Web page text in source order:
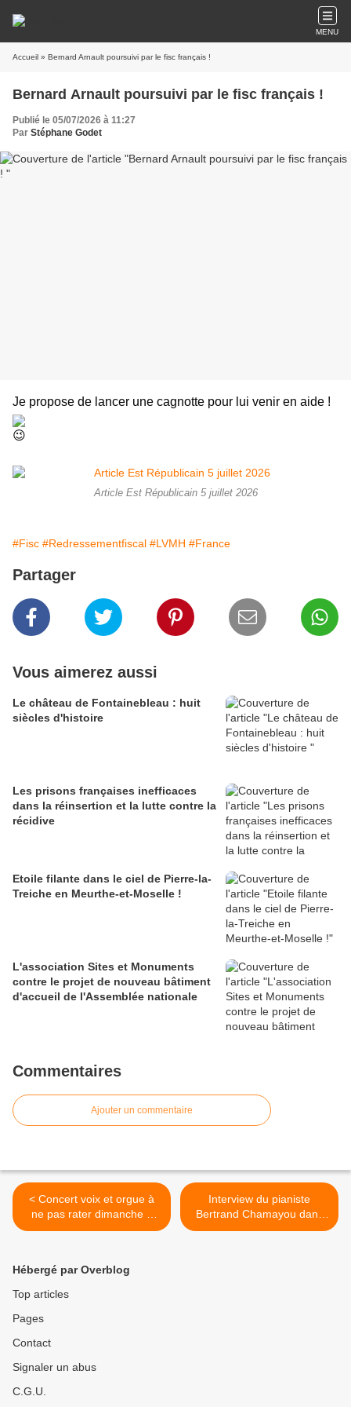
MENU
Accueil » Bernard Arnault poursuivi par le fisc français !
Bernard Arnault poursuivi par le fisc français !
Publié le 05/07/2026 à 11:27
Par Stéphane Godet
Je propose de lancer une cagnotte pour lui venir en aide !
Article Est Républicain 5 juillet 2026
#Fisc #Redressementfiscal #LVMH #France
Partager
Vous aimerez aussi
Le château de Fontainebleau : huit
siècles d'histoire
Les prisons françaises inefficaces
dans la réinsertion et la lutte contre la
récidive
Etoile filante dans le ciel de Pierre-la-
Treiche en Meurthe-et-Moselle !
L'association Sites et Monuments
contre le projet de nouveau bâtiment
d'accueil de l'Assemblée nationale
Commentaires
Ajouter un commentaire
< Concert voix et orgue à
ne pas rater dimanche 4
juillet à Vézelise !
Interview du pianiste
Bertrand Chamayou dans
l'Est Républicain >
Hébergé par Overblog
Top articles
Pages
Contact
Signaler un abus
C.G.U.